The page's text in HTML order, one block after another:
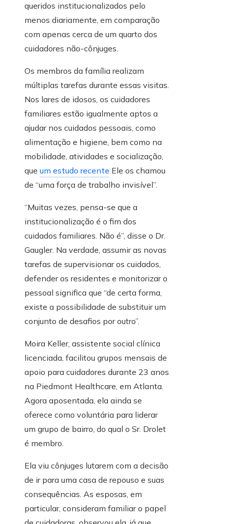
queridos institucionalizados pelo
menos diariamente, em comparação
com apenas cerca de um quarto dos
cuidadores não-cônjuges.
Os membros da família realizam
múltiplas tarefas durante essas visitas.
Nos lares de idosos, os cuidadores
familiares estão igualmente aptos a
ajudar nos cuidados pessoais, como
alimentação e higiene, bem como na
mobilidade, atividades e socialização,
que um estudo recente Ele os chamou
de “uma força de trabalho invisível”.
“Muitas vezes, pensa-se que a
institucionalização é o fim dos
cuidados familiares. Não é”, disse o Dr.
Gaugler. Na verdade, assumir as novas
tarefas de supervisionar os cuidados,
defender os residentes e monitorizar o
pessoal significa que “de certa forma,
existe a possibilidade de substituir um
conjunto de desafios por outro”.
Moira Keller, assistente social clínica
licenciada, facilitou grupos mensais de
apoio para cuidadores durante 23 anos
na Piedmont Healthcare, em Atlanta.
Agora aposentada, ela ainda se
oferece como voluntária para liderar
um grupo de bairro, do qual o Sr. Drolet
é membro.
Ela viu cônjuges lutarem com a decisão
de ir para uma casa de repouso e suas
consequências. As esposas, em
particular, consideram familiar o papel